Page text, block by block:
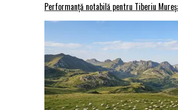
Performanță notabilă pentru Tiberiu